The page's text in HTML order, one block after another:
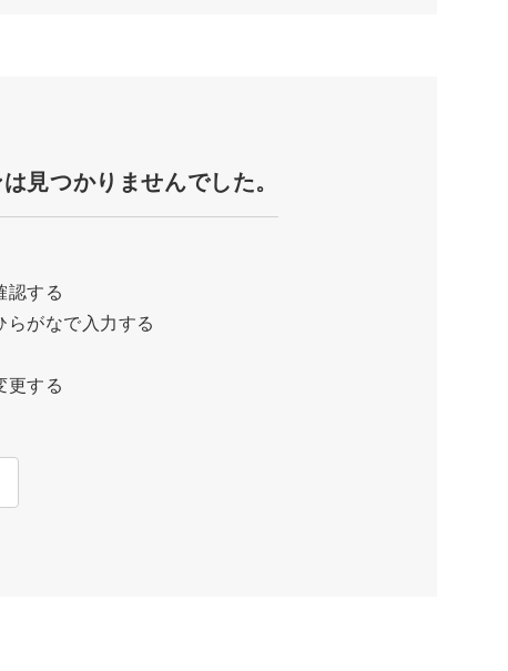
見つかりませんでした。
認する
らがなで入力する
更する